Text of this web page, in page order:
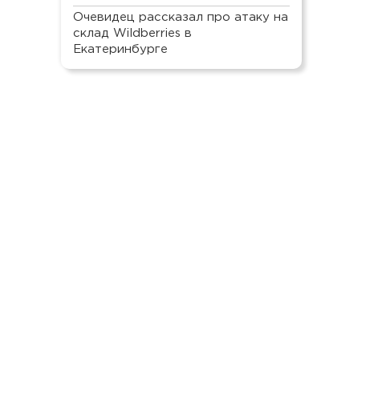
Очевидец рассказал про атаку на
склад Wildberries в
Екатеринбурге